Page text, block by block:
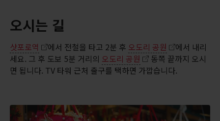
오시는 길
삿포로역 에서 전철을 타고 2분 후 오도리 공원
에서 내리
세요. 그 후 도보 5분 거리의 오도리 공원
동쪽 끝까지 오시
면 됩니다. TV 타워 근처 출구를 택하면 가깝습니다.